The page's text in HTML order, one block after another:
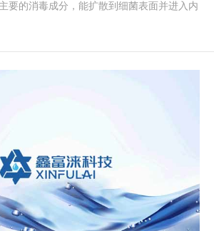
要的消毒成分，能扩散到细菌表面并进入内
细菌的